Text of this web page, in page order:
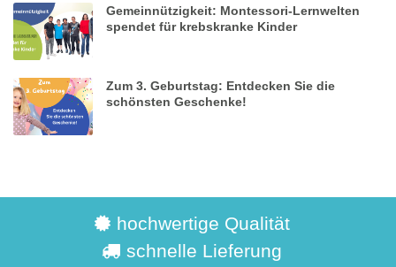
Gemeinnützigkeit: Montessori-Lernwelten
spendet für krebskranke Kinder
Zum 3. Geburtstag: Entdecken Sie die
schönsten Geschenke!
hochwertige Qualität
schnelle Lieferung